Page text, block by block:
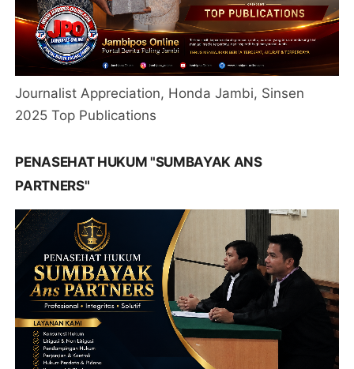
Journalist Appreciation, Honda Jambi, Sinsen
2025 Top Publications
PENASEHAT HUKUM "SUMBAYAK ANS
PARTNERS"